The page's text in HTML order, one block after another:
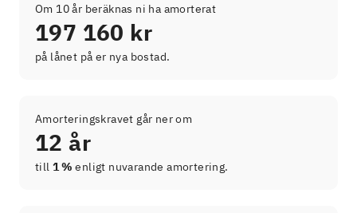
Om 10 år beräknas ni ha amorterat
197 160 kr
på lånet på er nya bostad.
Amorteringskravet går ner om
12 år
till 1 % enligt nuvarande amortering.